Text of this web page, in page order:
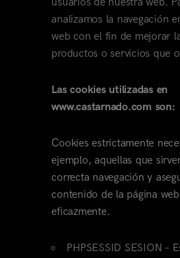
analizamos la navegación
web con el fin de mejorar
productos o servicios que
Las cookies utilizadas en
www.castarnado.com son:
Cookies estrictamente
ejemplo, aquellas que
correcta navegación y
contenido de la página
eficazmente.
PHPSESSID SESION –